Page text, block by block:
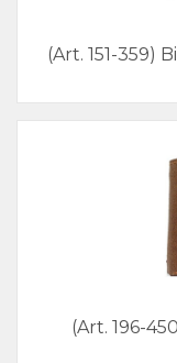
(Art. 151-359)
(Art. 196-